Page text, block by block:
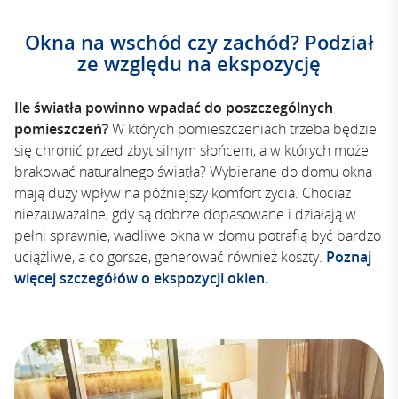
Okna na wschód czy zachód? Podział
ze względu na ekspozycję
Ile światła powinno wpadać do poszczególnych
pomieszczeń?W których pomieszczeniach trzeba będzie
się chronić przed zbyt silnym słońcem, a w których może
brakować naturalnego światła? Wybierane do domu okna
mają duży wpływ na późniejszy komfort życia. Chociaż
niezauważalne, gdy są dobrze dopasowane i działają w
pełni sprawnie, wadliwe okna w domu potrafią być bardzo
uciążliwe, a co gorsze, generować również koszty. Poznaj
więcej szczegółów o ekspozycji okien.